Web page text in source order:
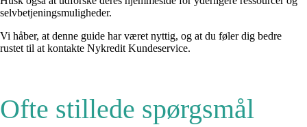
selvbetjeningsmuligheder.
Vi håber, at denne guide har været nyttig, og at du føler dig bedre
rustet til at kontakte Nykredit Kundeservice.
Ofte stillede spørgsmål